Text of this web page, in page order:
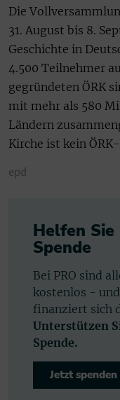
Die
31. August bis 8.
Geschichte in
4.500 Teilnehmer
gegründeten ÖRK
mit mehr als 580
Ländern
Kirche ist kein
epd
Helfen
Spende
Bei PRO sind
kostenlos - und
finanziert sich
Unterstützen
Spende.
Jetzt spenden